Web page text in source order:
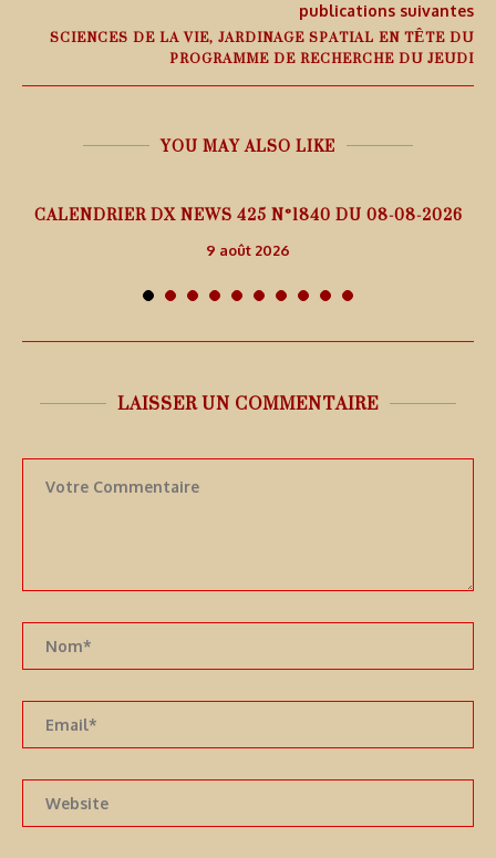
publications suivantes
SCIENCES DE LA VIE, JARDINAGE SPATIAL EN TÊTE DU
PROGRAMME DE RECHERCHE DU JEUDI
YOU MAY ALSO LIKE
CALENDRIER DX NEWS 425 N°1840 DU 08-08-2026
9 août 2026
LAISSER UN COMMENTAIRE